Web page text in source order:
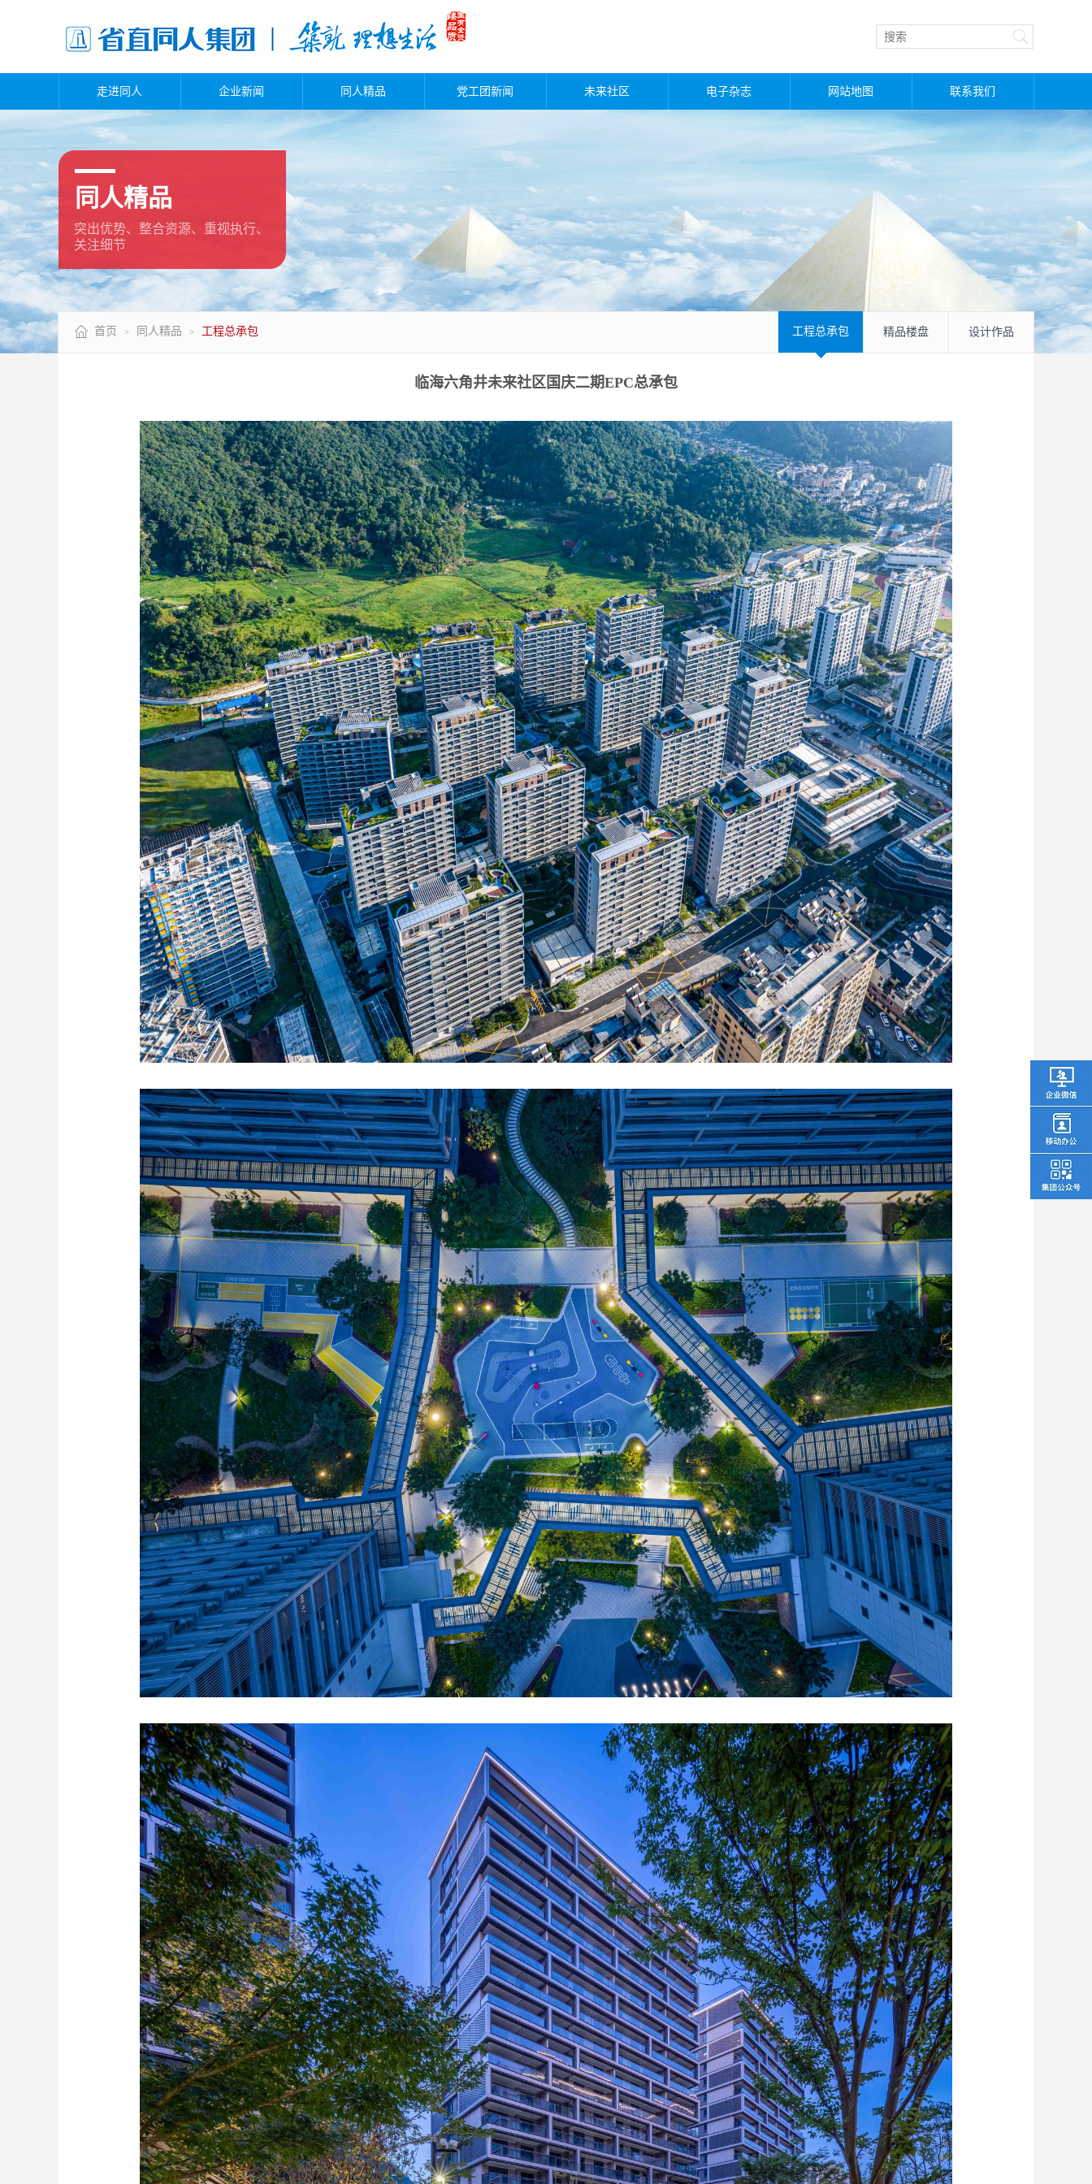
走进同人 企业新闻 同人精品 党工团新闻 未来社区 电子杂志 网站地图 联系我们
同人精品
突出优势、整合资源、重视执行、
关注细节
首页 > 同人精品 > 工程总承包 工程总承包 精品楼盘 设计作品
临海六角井未来社区国庆二期EPC总承包